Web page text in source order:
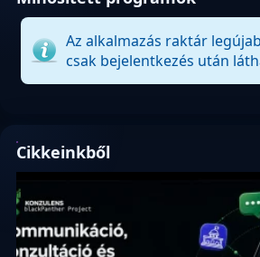
Az alkalmazás raktár
csak bejelentkezés után
Cikkeinkből